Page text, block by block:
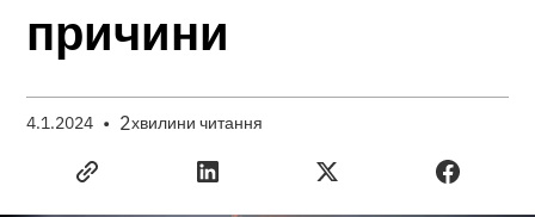
причини
4.1.2024 • 2хвилини читання